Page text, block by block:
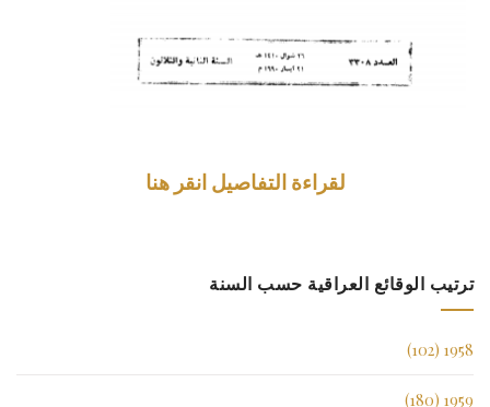
لقراءة التفاصيل انقر هنا
ترتيب الوقائع العراقية حسب السنة
1958 (102)
1959 (180)